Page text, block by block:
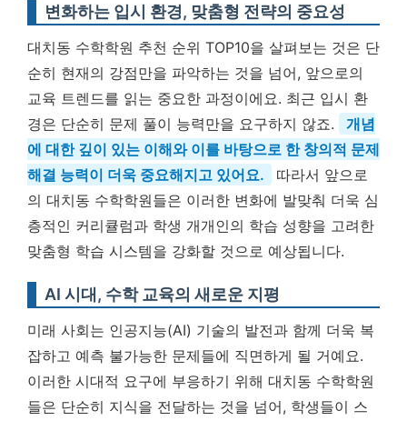
변화하는 입시 환경, 맞춤형 전략의 중요성
대치동 수학학원 추천 순위 TOP10을 살펴보는 것은 단
순히 현재의 강점만을 파악하는 것을 넘어, 앞으로의
교육 트렌드를 읽는 중요한 과정이에요. 최근 입시 환
경은 단순히 문제 풀이 능력만을 요구하지 않죠.
개념
에 대한 깊이 있는 이해와 이를 바탕으로 한 창의적 문제
해결 능력이 더욱 중요해지고 있어요.
따라서 앞으로
의 대치동 수학학원들은 이러한 변화에 발맞춰 더욱 심
층적인 커리큘럼과 학생 개개인의 학습 성향을 고려한
맞춤형 학습 시스템을 강화할 것으로 예상됩니다.
AI 시대, 수학 교육의 새로운 지평
미래 사회는 인공지능(AI) 기술의 발전과 함께 더욱 복
잡하고 예측 불가능한 문제들에 직면하게 될 거예요.
이러한 시대적 요구에 부응하기 위해 대치동 수학학원
들은 단순히 지식을 전달하는 것을 넘어, 학생들이 스